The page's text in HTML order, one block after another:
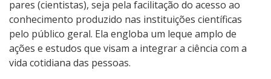
pares (cientistas), seja pela facilitação do acesso ao
conhecimento produzido nas instituições científicas
pelo público geral. Ela engloba um leque amplo de
ações e estudos que visam a integrar a ciência com a
vida cotidiana das pessoas.